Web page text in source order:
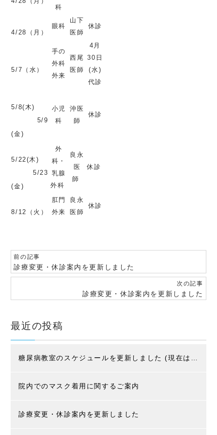
科
4/28（月）
眼科
山下
医師
休診
5/7（水）
手の
外科
外来
西尾
医師
4月
30日
(水)
代診
5/8(木)
5/9
(金)
小児
科
沖医
師
休診
5/22(木)
5/23
(金)
外
科・
乳腺
外科
良永
医
師
休診
8/12（火）
肛門
外来
良永
医師
休診
前の記事
診療変更・休診案内を更新しました
次の記事
診療変更・休診案内を更新しました
最近の投稿
院内でのマスク着用に関するご案内
診療変更・休診案内を更新しました